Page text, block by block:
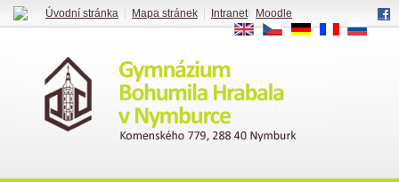
Úvodní stránka Mapa stránek Intranet|
Moodle
EN
CS DE FR RU